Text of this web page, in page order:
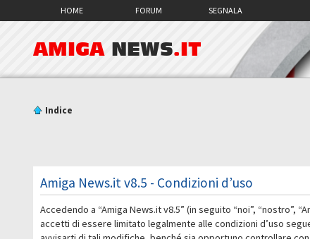
HOME FORUM SEGNALA
AMIGA NEWS.IT
Indice
Amiga News.it v8.5 - Condizioni d’uso
Accedendo a “Amiga News.it v8.5” (in seguito “noi”,
accetti di essere limitato legalmente alle condizioni d’uso